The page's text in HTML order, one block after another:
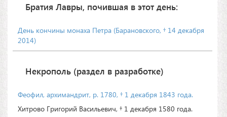
Братия Лавры, почившая в этот день:
День кончины монаха Петра (Барановского, † 14 декабря
2014)
Некрополь (раздел в разработке)
Феофил, архимандрит, р. 1780, † 1 декабря 1843 года.
Хитрово Григорий Васильевич, † 1 декабря 1580 года.